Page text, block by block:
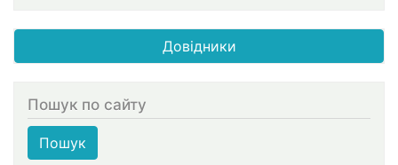
Довідники
Пошук по сайту
Пошук